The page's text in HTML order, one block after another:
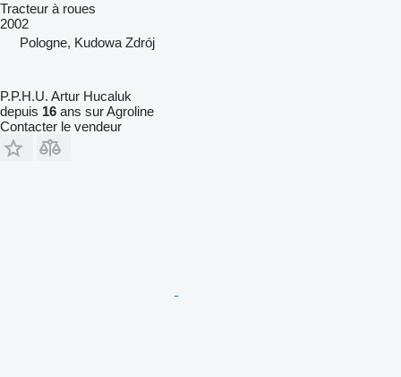
Tracteur à roues
2002
Pologne, Kudowa Zdrój
P.P.H.U. Artur Hucaluk
depuis 16 ans sur Agroline
Contacter le vendeur